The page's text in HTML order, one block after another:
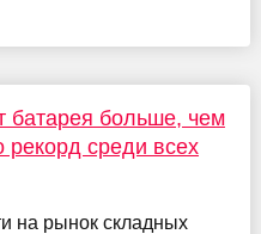
батарея больше, чем
рекорд среди всех
на рынок складных